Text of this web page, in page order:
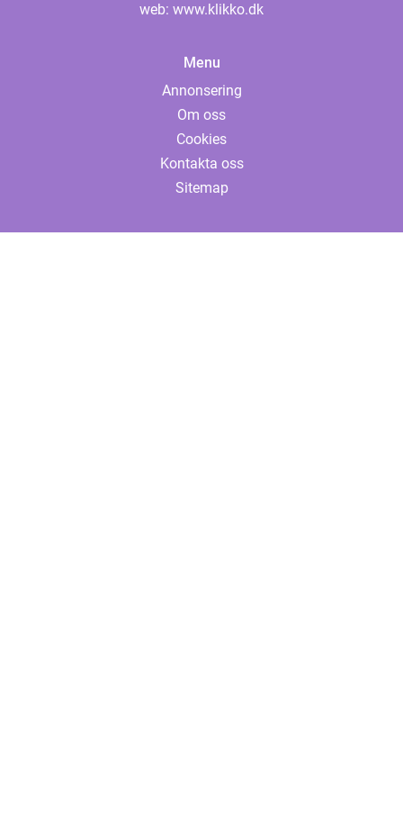
web: www.klikko.dk
Menu
Annonsering
Om oss
Cookies
Kontakta oss
Sitemap